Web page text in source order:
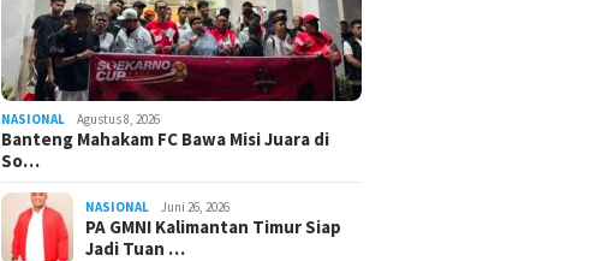
NASIONAL Agustus 8, 2026
Banteng Mahakam FC Bawa Misi Juara di
So…
NASIONAL Juni 26, 2026
PA GMNI Kalimantan Timur Siap
Jadi Tuan …